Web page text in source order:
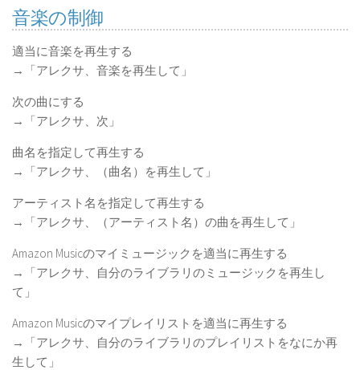
音楽の制御
適当に音楽を再生する
→「アレクサ、音楽を再生して」
次の曲にする
→「アレクサ、次」
曲名を指定して再生する
→「アレクサ、（曲名）を再生して」
アーティスト名を指定して再生する
→「アレクサ、（アーティスト名）の曲を再生して」
Amazon Musicのマイミュージックを適当に再生する
→「アレクサ、自分のライブラリのミュージックを再生し
て」
Amazon Musicのマイプレイリストを適当に再生する
→「アレクサ、自分のライブラリのプレイリストをなにか再
生して」